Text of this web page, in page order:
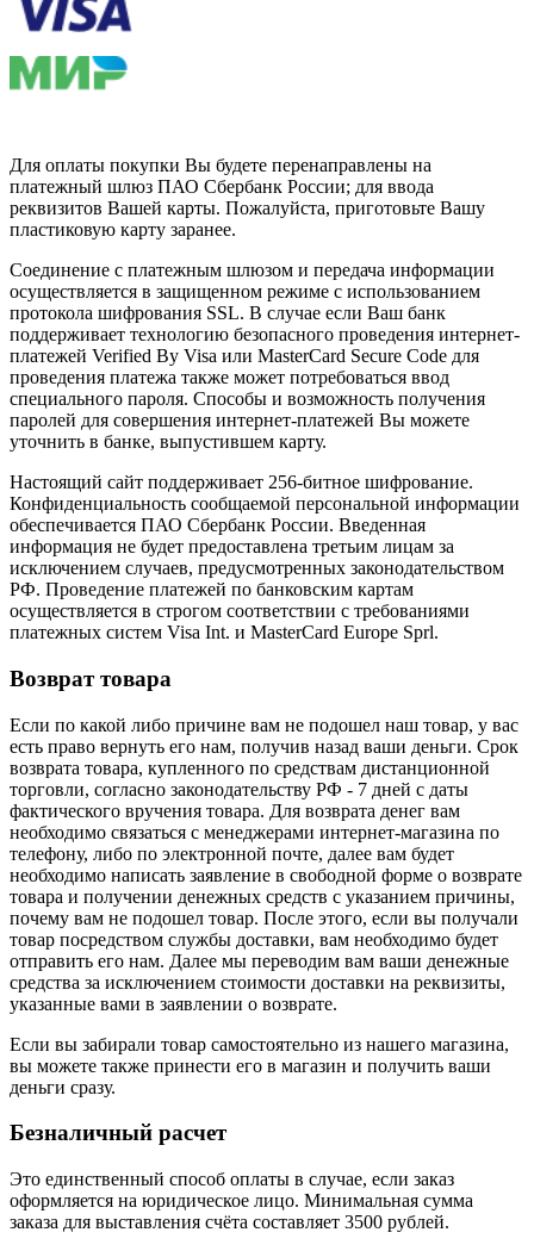
Для оплаты покупки Вы будете перенаправлены на
платежный шлюз ПАО Сбербанк России; для ввода
реквизитов Вашей карты. Пожалуйста, приготовьте Вашу
пластиковую карту заранее.
Соединение с платежным шлюзом и передача информации
осуществляется в защищенном режиме с использованием
протокола шифрования SSL. В случае если Ваш банк
поддерживает технологию безопасного проведения интернет-
платежей Verified By Visa или MasterCard Secure Code для
проведения платежа также может потребоваться ввод
специального пароля. Способы и возможность получения
паролей для совершения интернет-платежей Вы можете
уточнить в банке, выпустившем карту.
Настоящий сайт поддерживает 256-битное шифрование.
Конфиденциальность сообщаемой персональной информации
обеспечивается ПАО Сбербанк России. Введенная
информация не будет предоставлена третьим лицам за
исключением случаев, предусмотренных законодательством
РФ. Проведение платежей по банковским картам
осуществляется в строгом соответствии с требованиями
платежных систем Visa Int. и MasterCard Europe Sprl.
Возврат товара
Если по какой либо причине вам не подошел наш товар, у вас
есть право вернуть его нам, получив назад ваши деньги. Срок
возврата товара, купленного по средствам дистанционной
торговли, согласно законодательству РФ - 7 дней с даты
фактического вручения товара. Для возврата денег вам
необходимо связаться с менеджерами интернет-магазина по
телефону, либо по электронной почте, далее вам будет
необходимо написать заявление в свободной форме о возврате
товара и получении денежных средств с указанием причины,
почему вам не подошел товар. После этого, если вы получали
товар посредством службы доставки, вам необходимо будет
отправить его нам. Далее мы переводим вам ваши денежные
средства за исключением стоимости доставки на реквизиты,
указанные вами в заявлении о возврате.
Если вы забирали товар самостоятельно из нашего магазина,
вы можете также принести его в магазин и получить ваши
деньги сразу.
Безналичный расчет
Это единственный способ оплаты в случае, если заказ
оформляется на юридическое лицо. Минимальная сумма
заказа для выставления счёта составляет 3500 рублей.